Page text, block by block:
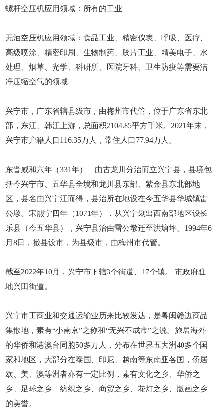
螺杆空压机应用领域：所有的工业
无油空压机应用领域：食品工业、精密仪表、呼吸、医疗、
高级喷涂、精密印刷、生物制药、胶片工业、精美电子、水
处理、烟草、光学、科研所、医院牙科、卫生防疫等需要洁
净压缩空气的领域
兴宁市，广东省辖县级市，由梅州市代管，位于广东省东北
部，东江、韩江上游，总面积2104.85平方千米。2021年末，
兴宁市户籍人口116.35万人，常住人口77.94万人。
东晋咸和六年（331年），由古龙川分治而立兴宁县，县境包
括今兴宁市、五华县全境和龙川县东部、紫金县东北部地
区，县名由兴宁江而得，县治所在地设在今五华县华城镇雷
公墩。宋熙宁四年（1071年），从兴宁划出西南部地区设长
乐县（今五华县），兴宁县治由雷公墩迁至洪塘坪。1994年6
月8日，撤县设市，为县级市，由梅州市代管。
截至2022年10月，兴宁市下辖3个街道、17个镇。 市政府驻
地兴田街道。
兴宁市工商业和交通运输业历来比较发达，是粤闽赣边商品
集散地，素有“小南京”之称和“无兴不成市”之说。旅居海外
的华侨和港澳台同胞50多万人，分布在世界五大洲40多个国
家和地区，大部分在泰国、印尼、越南等东南亚各国，侨居
欧、美、澳等洲者亦有一定比例，素有文化之乡、华侨之
乡、足球之乡、纺织之乡、商贸之乡、花灯之乡、版画之乡
的美誉。